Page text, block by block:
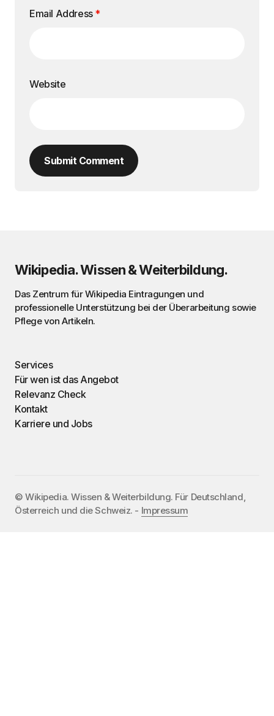
Email Address *
Website
Submit Comment
Wikipedia. Wissen & Weiterbildung.
Das Zentrum für Wikipedia Eintragungen und
professionelle Unterstützung bei der Überarbeitung sowie
Pflege von Artikeln.
Services
Für wen ist das Angebot
Relevanz Check
Kontakt
Karriere und Jobs
©️ Wikipedia. Wissen & Weiterbildung. Für Deutschland,
Österreich und die Schweiz. - Impressum